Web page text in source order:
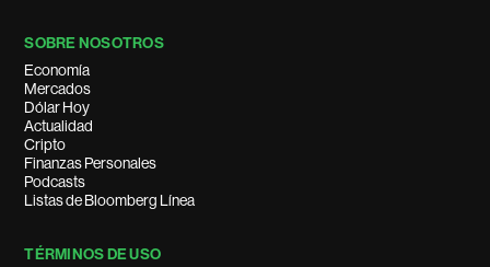
SOBRE NOSOTROS
Economía
Mercados
Dólar Hoy
Actualidad
Cripto
Finanzas Personales
Podcasts
Listas de Bloomberg Línea
TÉRMINOS DE USO